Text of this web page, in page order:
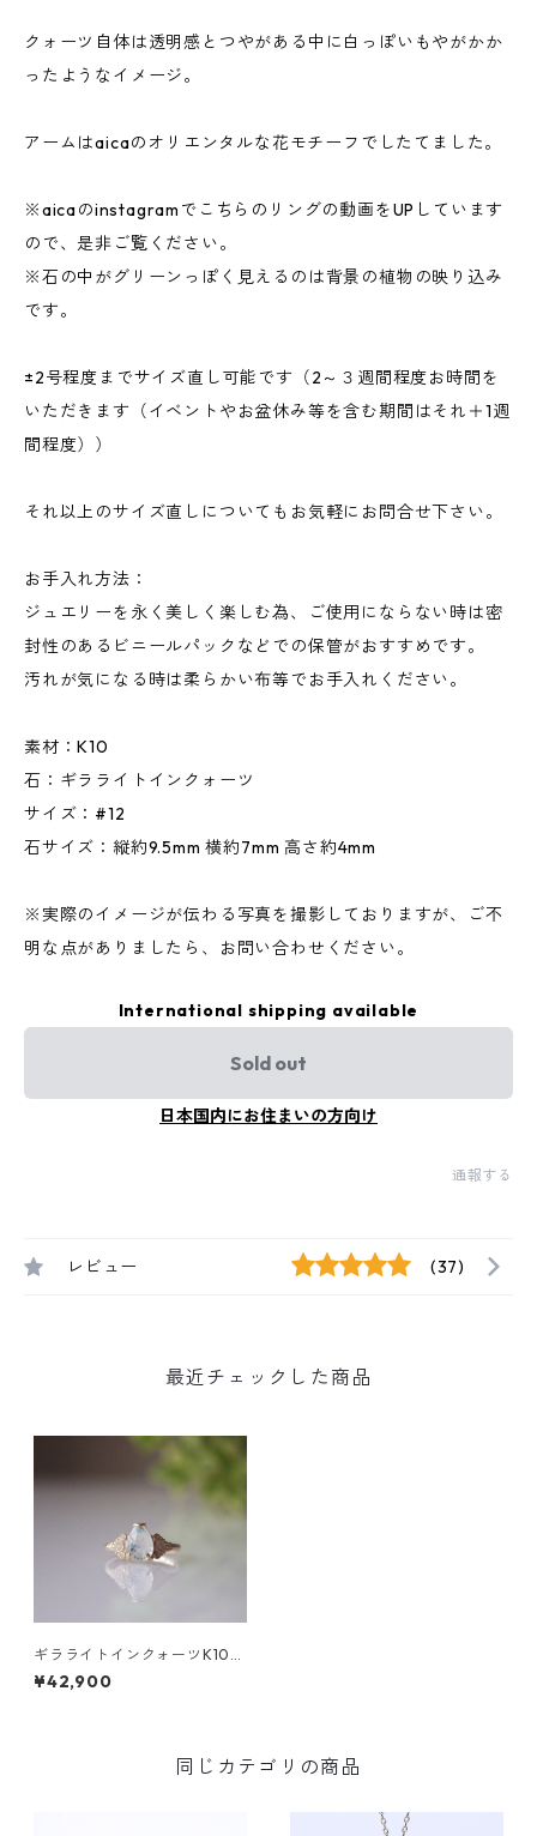
クォーツ自体は透明感とつやがある中に白っぽいもやがかか
ったようなイメージ。
アームはaicaのオリエンタルな花モチーフでしたてました。
※aicaのinstagramでこちらのリングの動画をUPしています
ので、是非ご覧ください。
※石の中がグリーンっぽく見えるのは背景の植物の映り込み
です。
±2号程度までサイズ直し可能です（2～３週間程度お時間を
いただきます（イベントやお盆休み等を含む期間はそれ＋1週
間程度））
それ以上のサイズ直しについてもお気軽にお問合せ下さい。
お手入れ方法：
ジュエリーを永く美しく楽しむ為、ご使用にならない時は密
封性のあるビニールパックなどでの保管がおすすめです。
汚れが気になる時は柔らかい布等でお手入れください。
素材：K10
石：ギラライトインクォーツ
サイズ：#12
石サイズ：縦約9.5mm 横約7mm 高さ約4mm
※実際のイメージが伝わる写真を撮影しておりますが、ご不
明な点がありましたら、お問い合わせください。
International shipping available
Sold out
日本国内にお住まいの方向け
通報する
レビュー (37)
最近チェックした商品
ギラライトインクォーツK10リ
ング Maluwa(ﾏﾙﾜ)
¥42,900
同じカテゴリの商品